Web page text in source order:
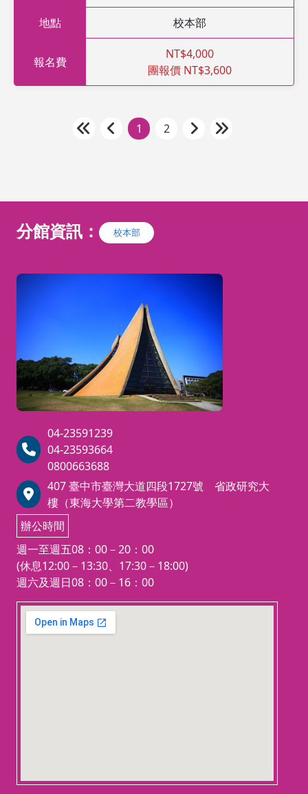
地點 校本部
報名費
NT$4,000
團報價 NT$3,600
1 2
分館資訊： 校本部
04-23591239
04-23593664
0800663688
407 臺中市臺灣大道四段1727號 省政研究大
樓（東海大學第二教學區）
辦公時間
週一至週五08：00－20：00
(休息12:00－13:30、17:30－18:00)
週六及週日08：00－16：00
123 movies
embedgooglemap.net